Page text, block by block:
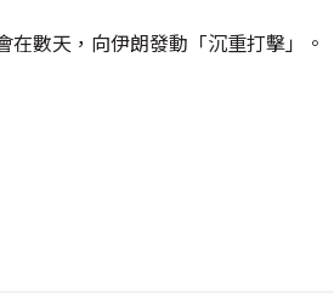
數天，向伊朗發動「沉重打擊」。